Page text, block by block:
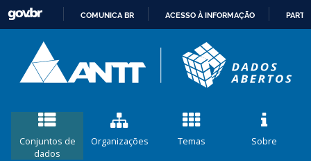
CONTEÚDO
COMUNICA BR ACESSO À INFORMAÇÃO
Conjuntos de
dados
Organizações Temas Sobre